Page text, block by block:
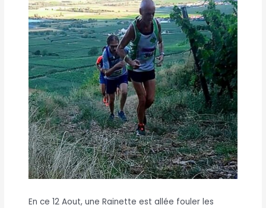
En ce 12 Aout, une Rainette est allée fouler les